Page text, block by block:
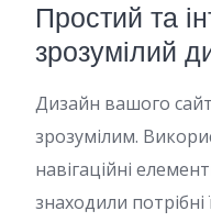
Простий та
зрозумілий
Дизайн вашого
зрозумілим.
навігаційні
знаходили